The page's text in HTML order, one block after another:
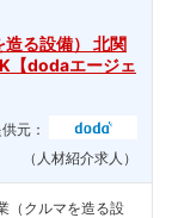
造る設備） 北関
【dodaエージェ
元：
（人材紹介求人）
（クルマを造る設